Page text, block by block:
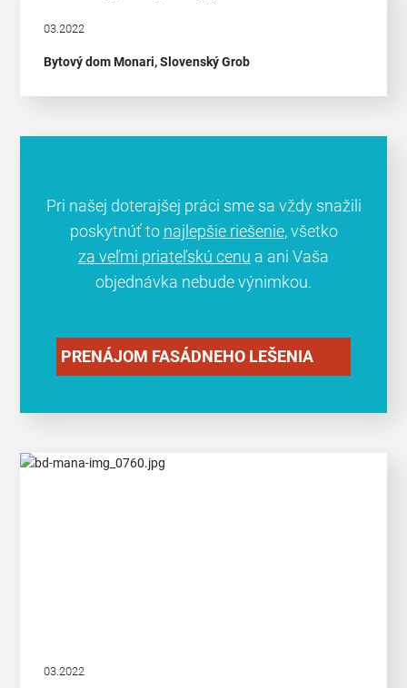
03.2022
Bytový dom Monari, Slovenský Grob
Pri našej doterajšej práci sme sa vždy snažili
poskytnúť to najlepšie riešenie, všetko
za veľmi priateľskú cenu a ani Vaša
objednávka nebude výnimkou.
PRENÁJOM FASÁDNEHO LEŠENIA
03.2022